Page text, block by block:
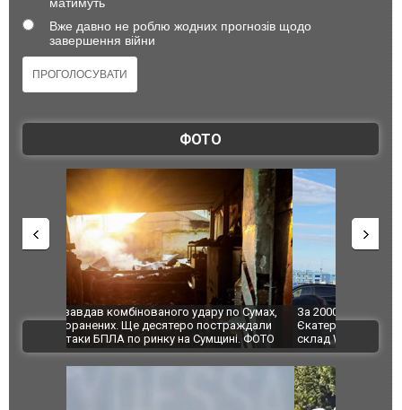
Вже давно не роблю жодних прогнозів щодо
завершення війни
ФОТО
За 2000 кілометрів від кордону з Україною: в
Єкатеринбурзі після атаки дронів загорівся
склад Wildberries. ФОТО. ВІДЕО
"Мої
ВІДЕО